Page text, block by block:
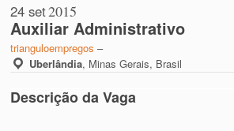
24 set2015
Auxiliar Administrativo
trianguloempregos –
Uberlândia, Minas Gerais, Brasil
Descrição da Vaga